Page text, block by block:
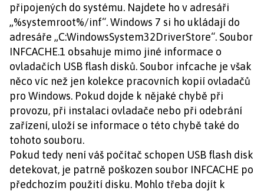
připojených do systému. Najdete ho v adresáři
„%systemroot%/inf“. Windows 7 si ho ukládají do
adresáře „C:WindowsSystem32DriverStore“. Soubor
INFCACHE.1 obsahuje mimo jiné informace o
ovladačích USB flash disků. Soubor infcache je však
něco víc než jen kolekce pracovních kopií ovladačů
pro Windows. Pokud dojde k nějaké chybě při
provozu, při instalaci ovladače nebo při odebrání
zařízení, uloží se informace o této chybě také do
tohoto souboru.
Pokud tedy není váš počítač schopen USB flash disk
detekovat, je patrně poškozen soubor INFCACHE po
předchozím použití disku. Mohlo třeba dojít k